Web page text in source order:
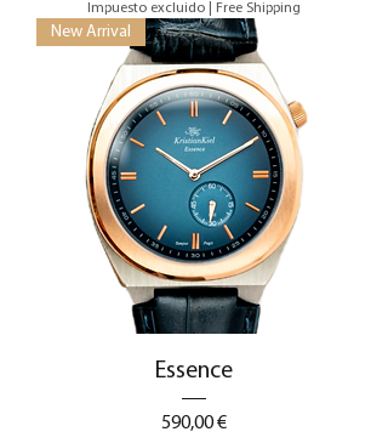
Impuesto excluido Free Shipping
New Arrival
Essence
Precio
590,00 €